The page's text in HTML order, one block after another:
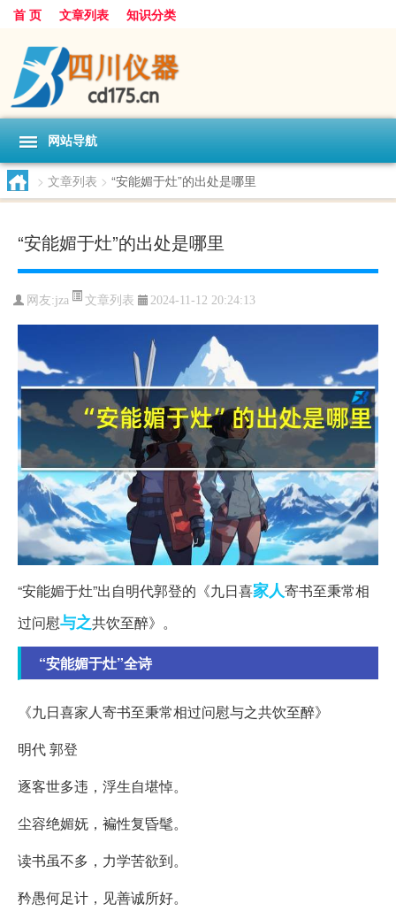
首 页 文章列表 知识分类
网站导航
> 文章列表 > “安能媚于灶”的出处是哪里
“安能媚于灶”的出处是哪里
网友:jza 文章列表 2024-11-12 20:24:13
“安能媚于灶”出自明代郭登的《九日喜家人寄书至秉常相
过问慰与之共饮至醉》。
“安能媚于灶”全诗
《九日喜家人寄书至秉常相过问慰与之共饮至醉》
明代 郭登
逐客世多违，浮生自堪悼。
尘容绝媚妩，褊性复昏髦。
读书虽不多，力学苦欲到。
矜愚何足计，见善诚所好。